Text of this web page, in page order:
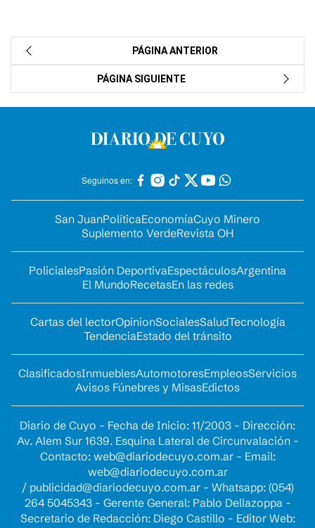
PÁGINA ANTERIOR
PÁGINA SIGUIENTE
Seguinos en:
San JuanPolíticaEconomíaCuyo Minero
Suplemento VerdeRevista OH
PolicialesPasión DeportivaEspectáculosArgentina
El MundoRecetasEn las redes
Cartas del lectorOpinionSocialesSaludTecnología
TendenciaEstado del tránsito
ClasificadosInmueblesAutomotoresEmpleosServicios
Avisos Fúnebres y MisasEdictos
Diario de Cuyo - Fecha de Inicio: 11/2003 - Dirección:
Av. Alem Sur 1639. Esquina Lateral de Circunvalación -
Contacto: web@diariodecuyo.com.ar- Email:
web@diariodecuyo.com.ar
/ publicidad@diariodecuyo.com.ar- Whatsapp: (054)
264 5045343 - Gerente General: Pablo Dellazoppa -
Secretario de Redacción: Diego Castillo - Editor Web: